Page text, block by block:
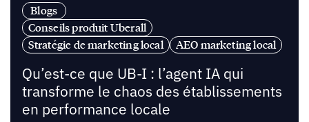
Blogs
Conseils produit Uberall
Stratégie de marketing local
AEO marketing local
Qu’est-ce que UB-I : l’agent IA qui
transforme le chaos des établissements
en performance locale